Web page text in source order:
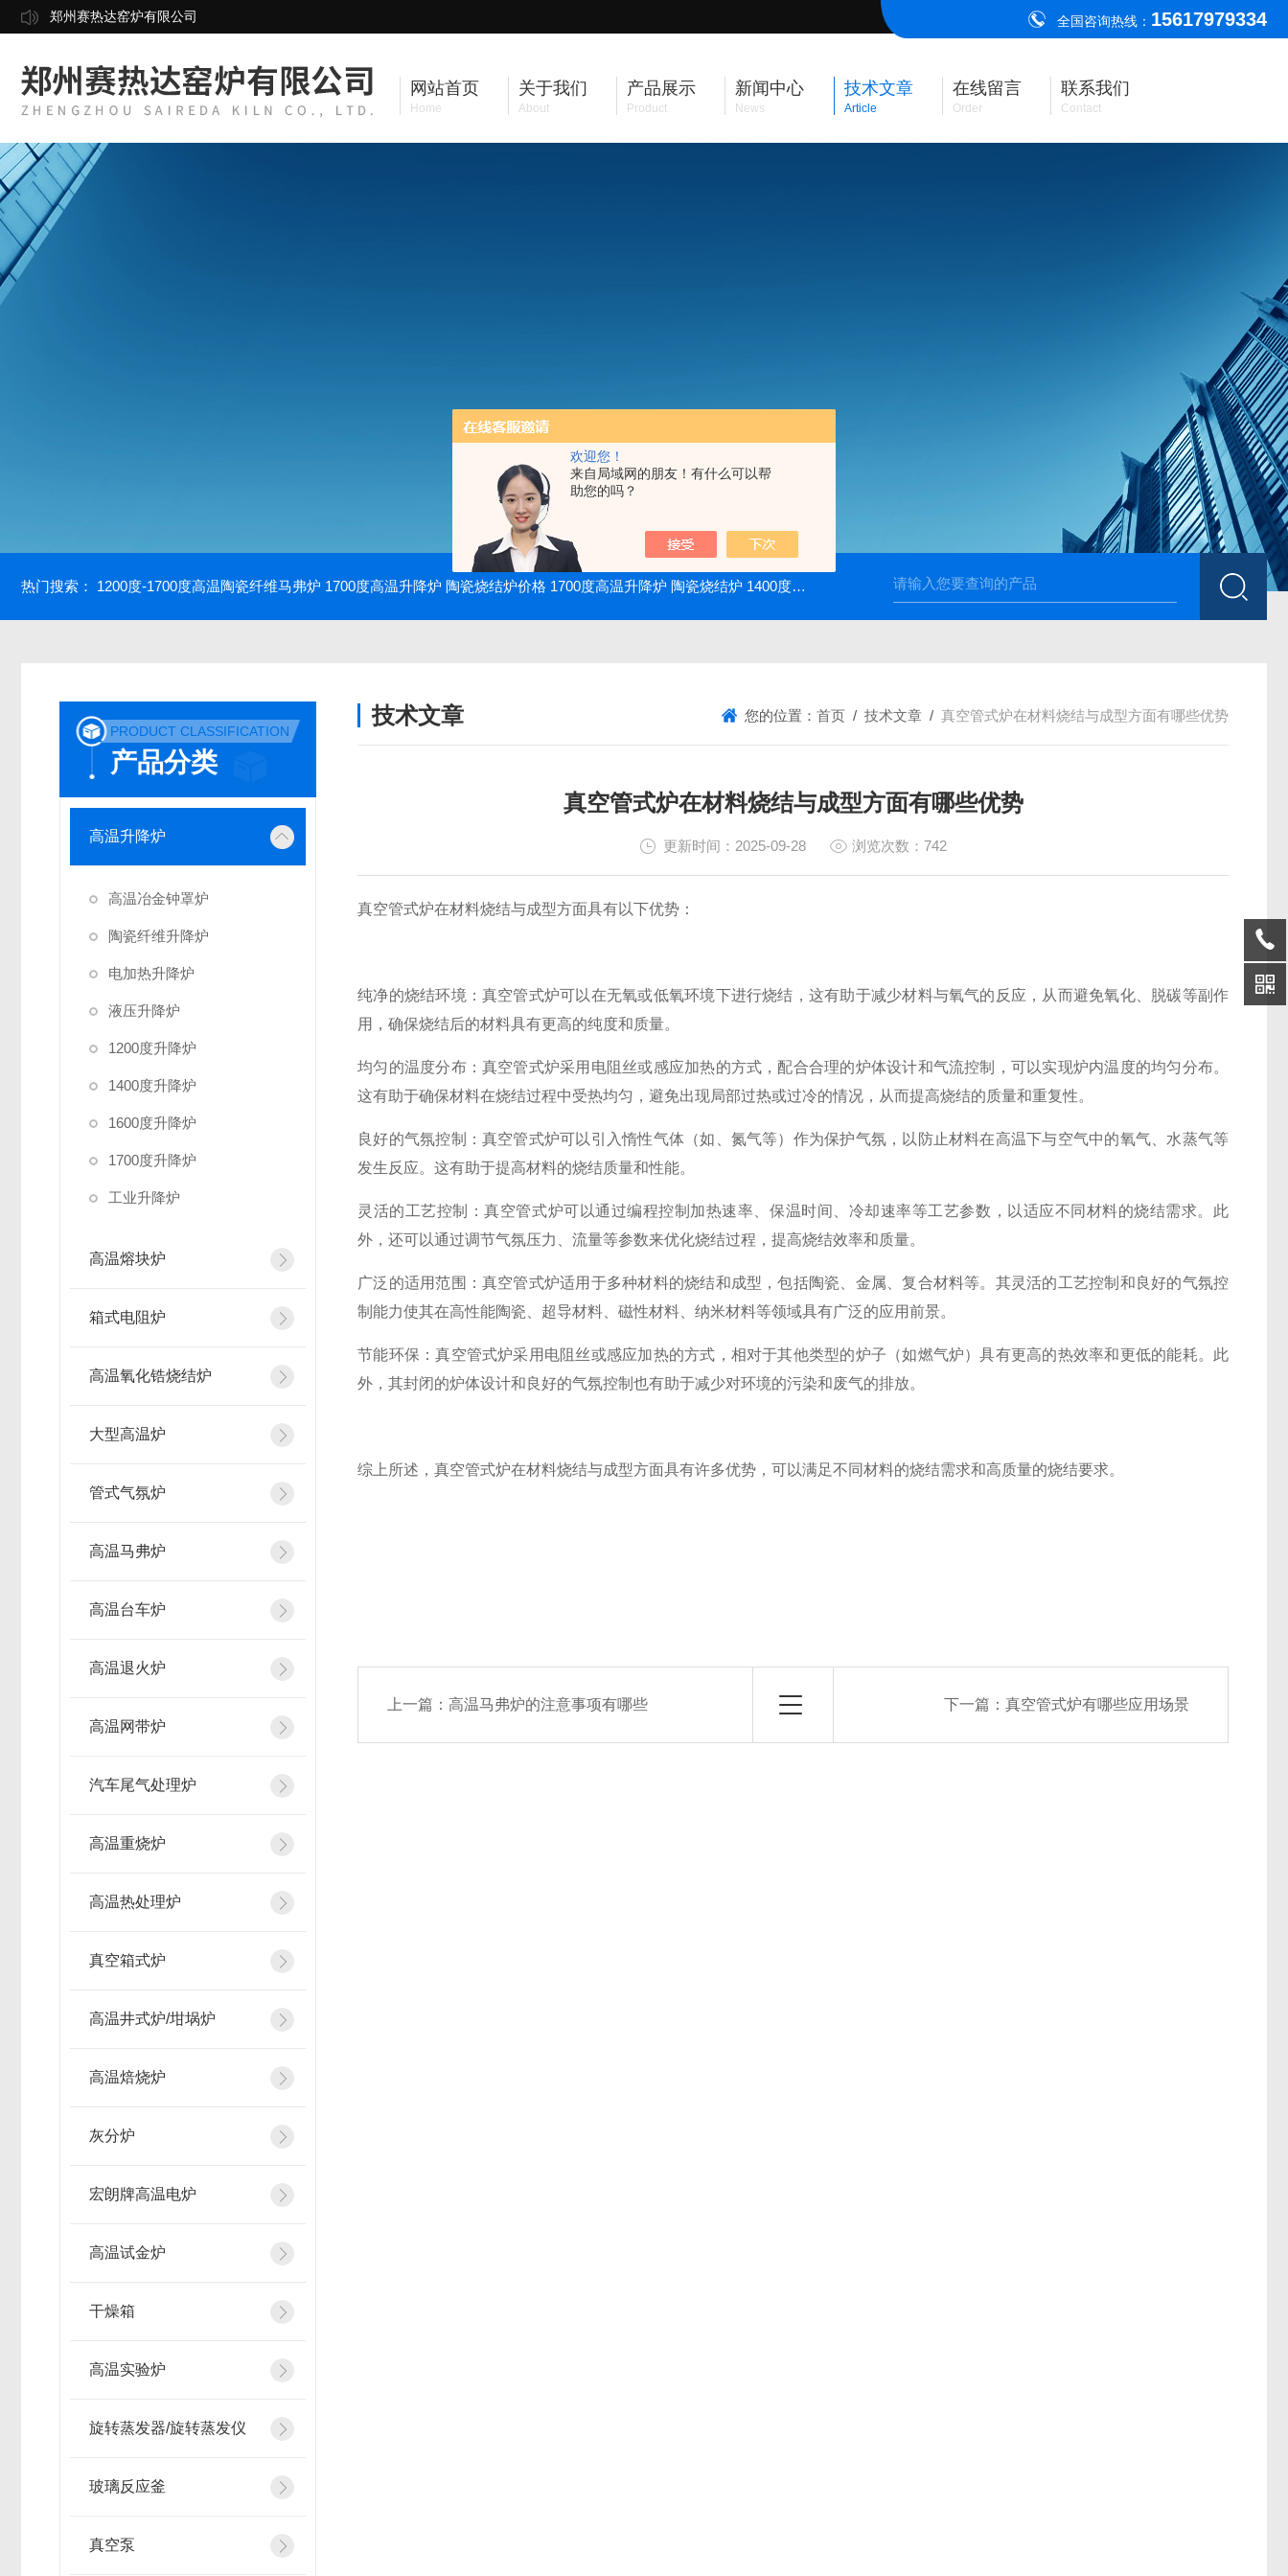
欢迎您！
来自局域网的朋友！有什么可以帮
助您的吗？
郑州赛热达窑炉有限公司 全国咨询热线： 15617979334
网站首页
Home
关于我们
About
产品展示
Product
新闻中心
News
技术文章
Article
在线留言
Order
联系我们
Contact
热门搜索： 1200度-1700度高温陶瓷纤维马弗炉 1700度高温升降炉 陶瓷烧结炉价格 1700度高温升降炉 陶瓷烧结炉 1400度电动升降炉 实验室使用 高温烧结升降炉 可四面加热 1700度升降式马弗炉 烧
PRODUCT CLASSIFICATION
产品分类
高温升降炉
高温冶金钟罩炉
陶瓷纤维升降炉
电加热升降炉
液压升降炉
1200度升降炉
1400度升降炉
1600度升降炉
1700度升降炉
工业升降炉
高温熔块炉
箱式电阻炉
高温氧化锆烧结炉
大型高温炉
管式气氛炉
高温马弗炉
高温台车炉
高温退火炉
高温网带炉
汽车尾气处理炉
高温重烧炉
高温热处理炉
真空箱式炉
高温井式炉/坩埚炉
高温焙烧炉
灰分炉
宏朗牌高温电炉
高温试金炉
干燥箱
高温实验炉
旋转蒸发器/旋转蒸发仪
玻璃反应釜
真空泵
技术文章 您的位置： 首页 / 技术文章 / 真空管式炉在材料烧结与成型方面有哪些优势
真空管式炉在材料烧结与成型方面有哪些优势
更新时间：2025-09-28 浏览次数：742
真空管式炉在材料烧结与成型方面具有以下优势：
纯净的烧结环境：真空管式炉可以在无氧或低氧环境下进行烧结，这有助于减少材料与氧气的反应，从而避免氧化、脱碳等副作
用，确保烧结后的材料具有更高的纯度和质量。
均匀的温度分布：真空管式炉采用电阻丝或感应加热的方式，配合合理的炉体设计和气流控制，可以实现炉内温度的均匀分布。
这有助于确保材料在烧结过程中受热均匀，避免出现局部过热或过冷的情况，从而提高烧结的质量和重复性。
良好的气氛控制：真空管式炉可以引入惰性气体（如、氮气等）作为保护气氛，以防止材料在高温下与空气中的氧气、水蒸气等
发生反应。这有助于提高材料的烧结质量和性能。
灵活的工艺控制：真空管式炉可以通过编程控制加热速率、保温时间、冷却速率等工艺参数，以适应不同材料的烧结需求。此
外，还可以通过调节气氛压力、流量等参数来优化烧结过程，提高烧结效率和质量。
广泛的适用范围：真空管式炉适用于多种材料的烧结和成型，包括陶瓷、金属、复合材料等。其灵活的工艺控制和良好的气氛控
制能力使其在高性能陶瓷、超导材料、磁性材料、纳米材料等领域具有广泛的应用前景。
节能环保：真空管式炉采用电阻丝或感应加热的方式，相对于其他类型的炉子（如燃气炉）具有更高的热效率和更低的能耗。此
外，其封闭的炉体设计和良好的气氛控制也有助于减少对环境的污染和废气的排放。
综上所述，真空管式炉在材料烧结与成型方面具有许多优势，可以满足不同材料的烧结需求和高质量的烧结要求。
上一篇：高温马弗炉的注意事项有哪些 下一篇： 真空管式炉有哪些应用场景